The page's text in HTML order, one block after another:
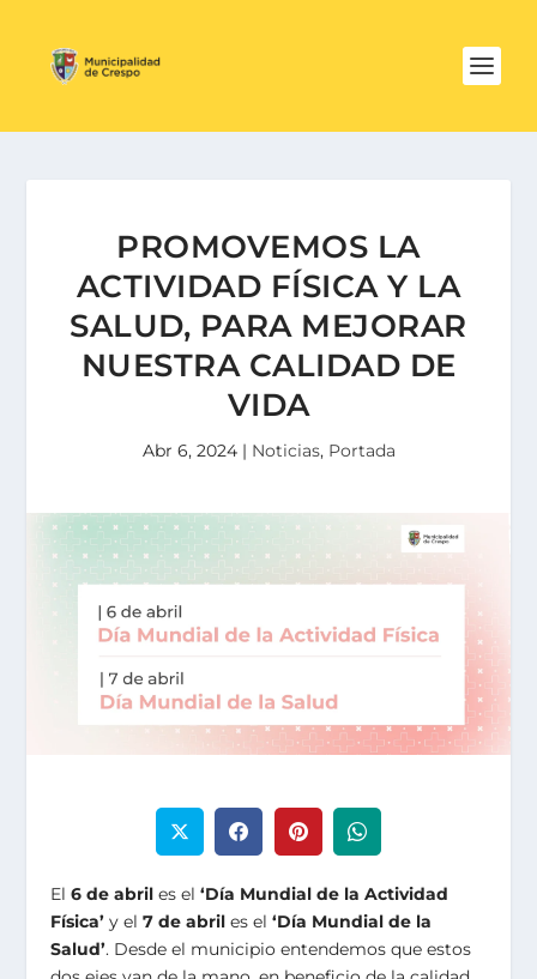
PROMOVEMOS LA
ACTIVIDAD FÍSICA Y LA
SALUD, PARA MEJORAR
NUESTRA CALIDAD DE
VIDA
Abr 6, 2024| Noticias, Portada
El6 de abril es el‘Día Mundial de la Actividad
Física’ y el7 de abril es el‘Día Mundial de la
Salud’. Desde el municipio entendemos que estos